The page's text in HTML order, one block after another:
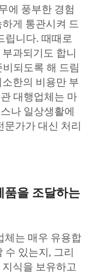
에 풍부한 경험
게 통관시켜 드
립니다. 때때로
과되기도 합니
되도록 해 드림
한의 비용만 부
대행업체는 마
나 일상생활에
문가가 대신 처리
품을 조달하는
체는 매우 유용합
수 있는지, 그리
식을 보유하고